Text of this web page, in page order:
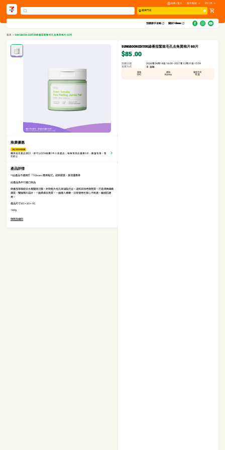
註冊 | 登入 客戶幫助 EN | 中
選擇門店
預購新手攻略​ 關於7-Eleven
首頁 >SUNGBOON EDITOR綠番茄緊致毛孔去角質棉片 60片
推廣優惠
滿$1享$59換購
購買指定產品滿$1，即可以$59換購1件人氣產品；每單限享此優惠5次；數量有限，售
完即止
產品詳情
**此產品不適用於「7-Eleven 應用程式」迎新獎賞、其他優惠劵
此產品為平行進口貨品
綠番茄萃取結合水楊酸與泛醇，針對粗大毛孔與油脂分泌，溫和去除老廢角質，打造清爽細緻
膚質。雙面棉片設計，一面柔膚去角質，一面導入精華，日常使用也安心不刺激，敏感肌適
用。
產品尺寸:85 × 85 × 95
180g
條款及細則
SUNGBOON EDITOR綠番茄緊致毛孔去角質棉片 60片
$85.00
預購日期
2026年04月14日 16:00 - 2027年12月31日 15:59
送貨方式
自取
規格
1PC
產地
Korea
儲存方式
常溫